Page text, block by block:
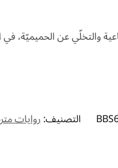
والتخلّي عن الحميميّة، في
التصنيف:روايات